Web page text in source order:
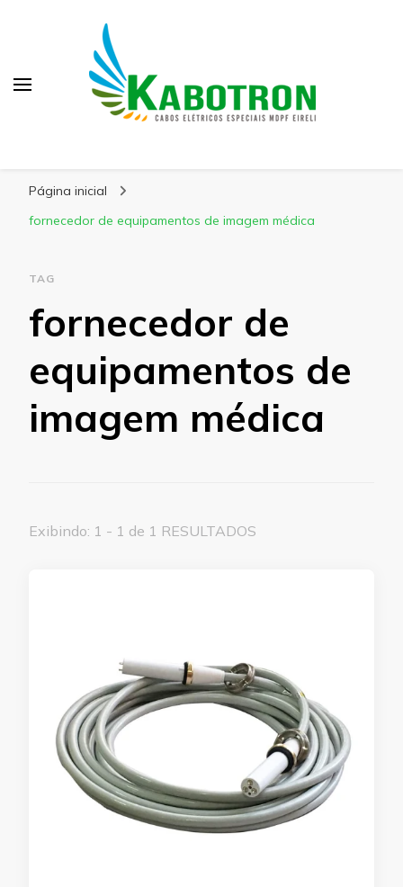
Página inicial
fornecedor de equipamentos de imagem médica
TAG
fornecedor de
equipamentos de
imagem médica
Exibindo: 1 - 1 de 1 RESULTADOS